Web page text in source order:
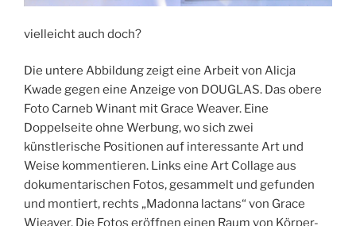
vielleicht auch doch?
Die untere Abbildung zeigt eine Arbeit von Alicja
Kwade gegen eine Anzeige von DOUGLAS. Das obere
Foto Carneb Winant mit Grace Weaver. Eine
Doppelseite ohne Werbung, wo sich zwei
künstlerische Positionen auf interessante Art und
Weise kommentieren. Links eine Art Collage aus
dokumentarischen Fotos, gesammelt und gefunden
und montiert, rechts „Madonna lactans“ von Grace
Wieaver. Die Fotos eröffnen einen Raum von Körper-